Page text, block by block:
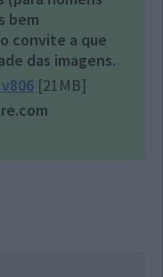
bem
convite a que
das imagens.
[21MB]